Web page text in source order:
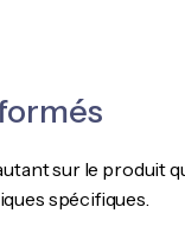
sur le produit
spécifiques.